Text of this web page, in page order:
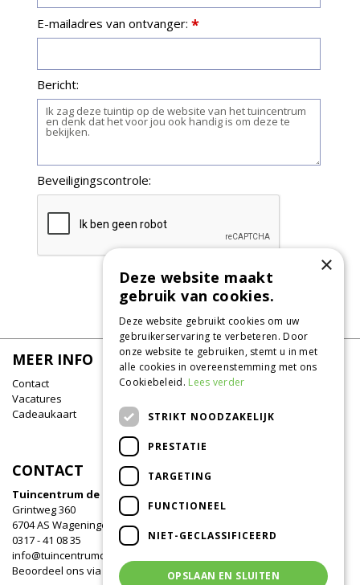
E-mailadres van ontvanger: *
Bericht:
Beveiligingscontrole:
MEER INFO
Contact
Vacatures
Cadeaukaart
CONTACT
Tuincentrum de Oude Tol
Grintweg 360
6704 AS Wageningen
0317 - 41 08 35
info@tuincentrumdeoudetol.nl
Beoordeel ons via
Google
×
Deze website maakt
gebruik van cookies.
Deze website gebruikt cookies om uw
gebruikerservaring te verbeteren. Door
onze website te gebruiken, stemt u in met
alle cookies in overeenstemming met ons
Cookiebeleid. Lees verder
STRIKT NOODZAKELIJK
PRESTATIE
TARGETING
FUNCTIONEEL
NIET-GECLASSIFICEERD
OPSLAAN EN SLUITEN